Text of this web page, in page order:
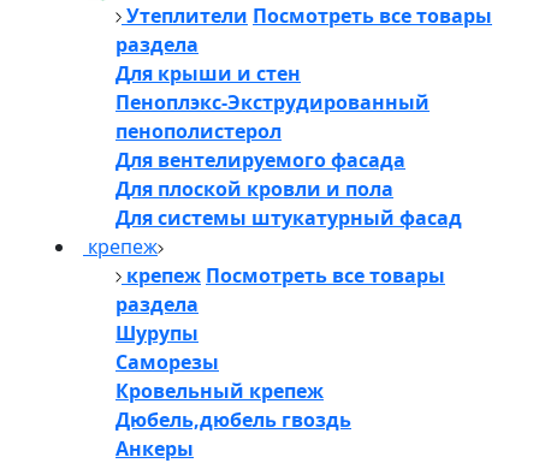
Утеплители Посмотреть все товары
раздела
Для крыши и стен
Пеноплэкс-Экструдированный
пенополистерол
Для вентелируемого фасада
Для плоской кровли и пола
Для системы штукатурный фасад
крепеж
крепеж Посмотреть все товары
раздела
Шурупы
Саморезы
Кровельный крепеж
Дюбель,дюбель гвоздь
Анкеры